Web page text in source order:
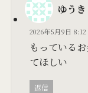
ゆうき
2026年5月9日
もっている
てほしい
返信